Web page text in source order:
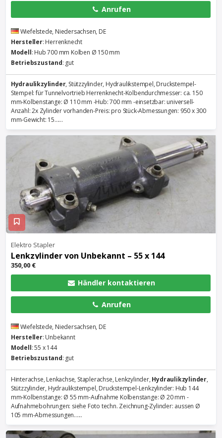
Anrufen
Wiefelstede, Niedersachsen, DE
Hersteller: Herrenknecht
Modell: Hub 700 mm Kolben Ø 150 mm
Betriebszustand: gut
Hydraulikzylinder, Stützzylinder, Hydraulikstempel, Druckstempel-
Stempel: für Tunnelvortrieb Herrenknecht-Kolbendurchmesser: ca. 150
mm-Kolbenstange: Ø 110 mm -Hub: 700 mm -einsetzbar: universell-
Anzahl: 2x Zylinder vorhanden-Preis: pro Stück-Abmessungen: 950 x 300
mm-Gewicht: 15......
Elektro Stapler
Lenkzylinder von Unbekannt – 55 x 144
350,00 €
Händler kontaktieren
Anrufen
Wiefelstede, Niedersachsen, DE
Hersteller: Unbekannt
Modell: 55 x 144
Betriebszustand: gut
Hinterachse, Lenkachse, Staplerachse, Lenkzylinder, Hydraulikzylinder,
Stützzylinder, Hydraulikstempel, Druckstempel-Lenkzylinder: Hub 144
mm-Kolbenstange: Ø 55 mm-Aufnahme Kolbenstange: Ø 20 mm -
Aufnahmebohrungen: siehe Foto techn. Zeichnung-Zylinder: aussen Ø
105 mm-Abmessungen......